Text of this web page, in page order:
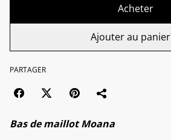
Acheter
Ajouter au panier
PARTAGER
Bas de maillot Moana